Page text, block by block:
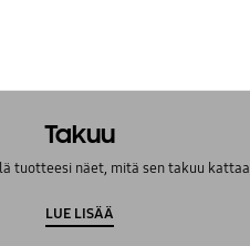
Takuu
tuotteesi näet, mitä sen takuu kattaa
LUE LISÄÄ